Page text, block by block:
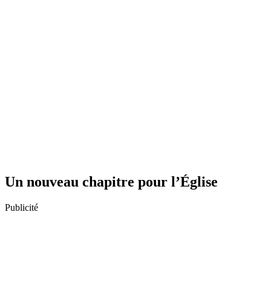
Un nouveau chapitre pour l’Église
Publicité